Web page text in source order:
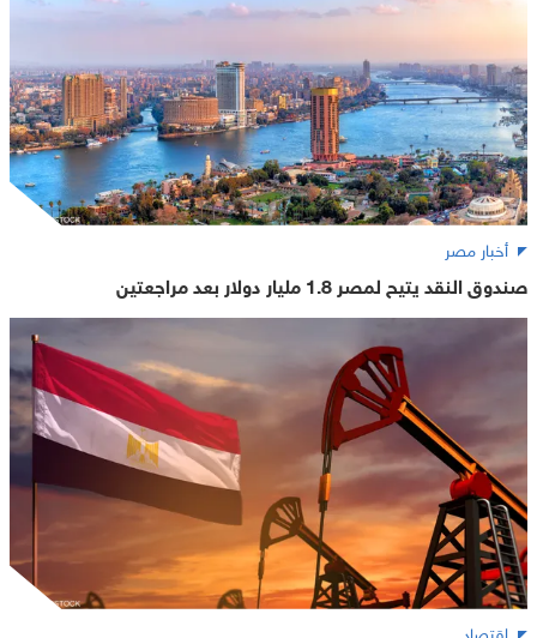
أخبار مصر
صندوق النقد يتيح لمصر 1.8 مليار دولار بعد مراجعتين
اقتصاد